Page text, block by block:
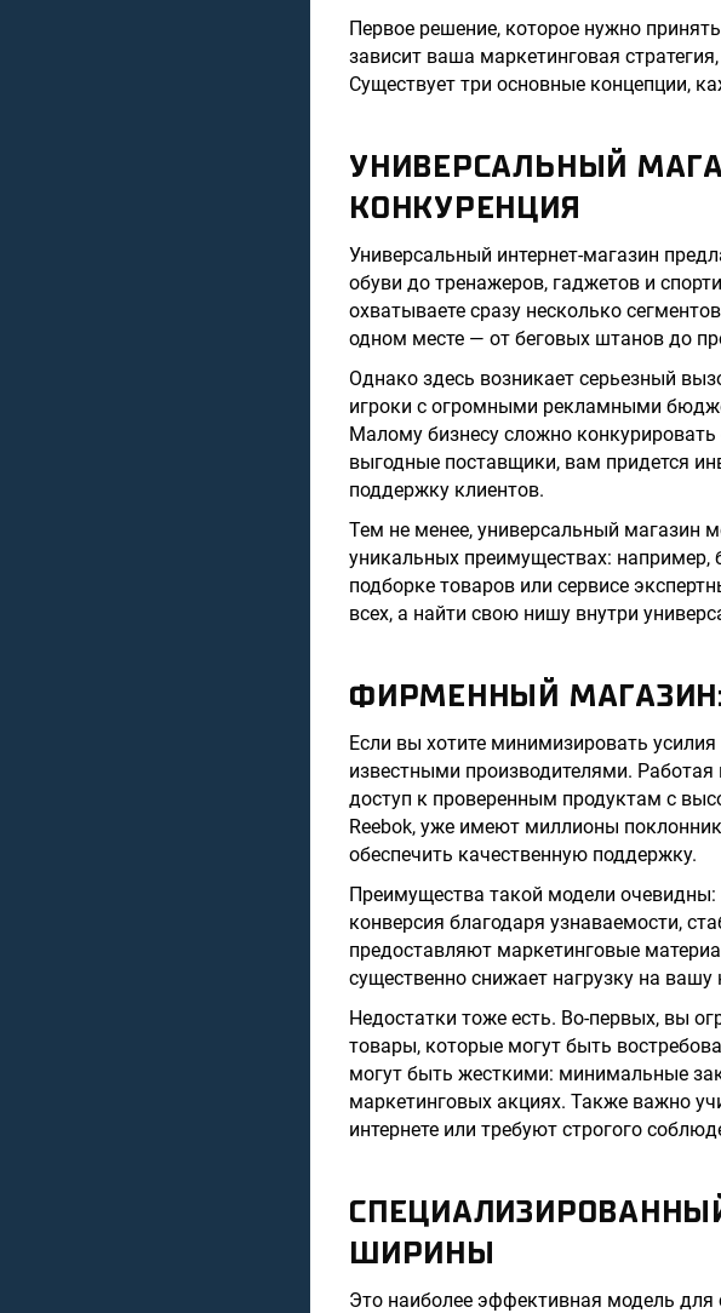
Первое решение, которое нужно
зависит ваша маркетинговая
Существует три основные концепции,
УНИВЕРСАЛЬНЫЙ
КОНКУРЕНЦИЯ
Универсальный интернет-магазин
обуви до тренажеров, гаджетов и
охватываете сразу несколько
одном месте — от беговых штанов до
Однако здесь возникает серьезный
игроки с огромными рекламными
Малому бизнесу сложно
выгодные поставщики, вам придется
поддержку клиентов.
Тем не менее, универсальный магазин
уникальных преимуществах: например,
подборке товаров или сервисе
всех, а найти свою нишу внутри
ФИРМЕННЫЙ
Если вы хотите минимизировать
известными производителями.
доступ к проверенным продуктам с
Reebok, уже имеют миллионы
обеспечить качественную поддержку.
Преимущества такой модели
конверсия благодаря узнаваемости,
предоставляют маркетинговые
существенно снижает нагрузку на вашу
Недостатки тоже есть. Во-первых, вы
товары, которые могут быть
могут быть жесткими: минимальные
маркетинговых акциях. Также важно
интернете или требуют строгого
ШИРИНЫ
Это наиболее эффективная модель